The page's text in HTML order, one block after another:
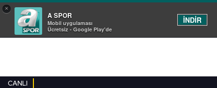
×
A SPOR
Mobil uygulaması
Ücretsiz - Google Play'de
İNDİR
CANLI